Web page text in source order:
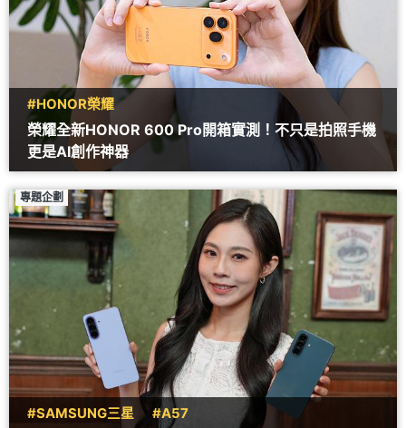
#HONOR榮耀
榮耀全新HONOR 600 Pro開箱實測！不只是拍照手機
更是AI創作神器
專題企劃
#SAMSUNG三星 #A57